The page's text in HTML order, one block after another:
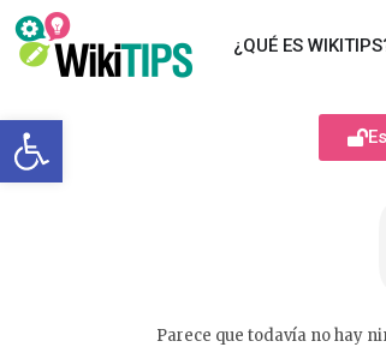
Abrir barra de
¿QUÉ ES
Parece que todavía no hay